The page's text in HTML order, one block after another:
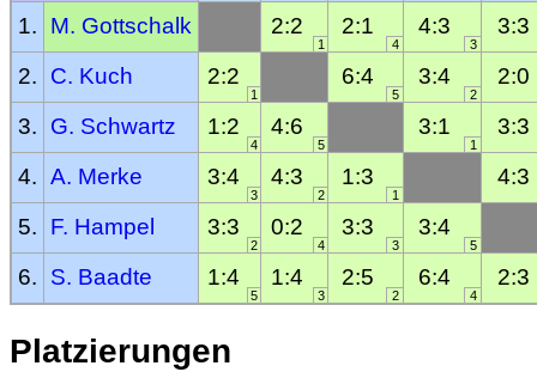
1.
M. Gottschalk 2:2 2:1 4:3 3:3
1 4 3
2. C. Kuch 2:2 6:4 3:4 2:0
1 5 2
3. G. Schwartz 1:2 4:6 3:1 3:3
4 5 1
4. A. Merke 3:4 4:3 1:3 4:3
3 2 1
5. F. Hampel 3:3 0:2 3:3 3:4
2 4 3 5
6. S. Baadte 1:4 1:4 2:5 6:4 2:3
5 3 2 4
Platzierungen